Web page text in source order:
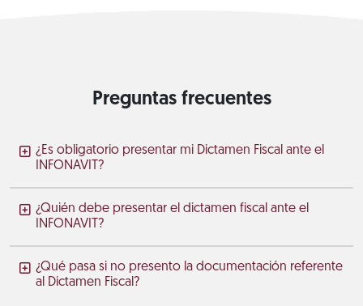
Preguntas frecuentes
¿Es obligatorio presentar mi Dictamen Fiscal ante el
INFONAVIT?
¿Quién debe presentar el dictamen fiscal ante el
INFONAVIT?
¿Qué pasa si no presento la documentación referente
al Dictamen Fiscal?